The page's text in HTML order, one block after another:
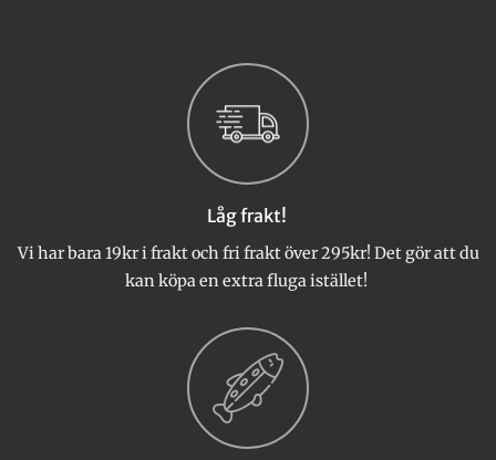
alternativen
produktsidan
produktsidan
Låg frakt!
Vi har bara 19kr i frakt och fri frakt över 295kr! Det gör att du
kan köpa en extra fluga istället!